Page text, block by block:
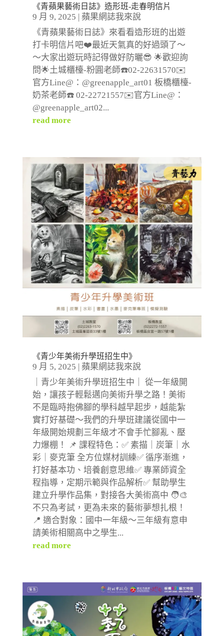
《青蘋果藝術日誌》造形班-走春明信片
9 月 9, 2025 | 蘋果網誌我來說
《青蘋果藝術日誌》來看看造形班的出遊
打卡明信片吧❤️最近天氣真的好過頭了～
～大家出遊玩時記得做好防曬😎 🌟歡迎詢
問🌟土城櫃檯-粉圓老師☎️02-22631570✉️
官方Line@：@greenapple_art01 板橋櫃檯-
奶茶老師☎️ 02-22721557✉️官方Line@：
@greenapple_art02...
read more
《青少年美術升學班招生中》
9 月 5, 2025 | 蘋果網誌我來說
｜青少年美術升學班招生中｜ 從一年級開
始，讓孩子輕鬆邁向美術升學之路！美術
不是臨時抱佛腳的學科越早起步，越能紮
實打好基礎～我們的升學班建議從國中一
年級開始規劃三年級才不會手忙腳亂、壓
力爆棚！ 📌 課程特色：✅ 素描｜炭筆｜水
彩｜麥克筆 全方位媒材訓練✅ 循序漸進，
打好基本功、培養創意思維✅ 專業師資全
程指導，定期示範與作品解析✅ 幫助學生
建立升學作品集，對接各大美術高中 🧑‍🎨
不只為考試，更為未來的藝術夢想扎根！
📍 適合對象：國中一年級～三年級有意申
請美術相關高中之學生...
read more